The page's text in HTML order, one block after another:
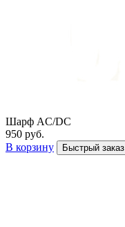
Шарф AC/DC
950 руб.
В корзину
Быстрый заказ